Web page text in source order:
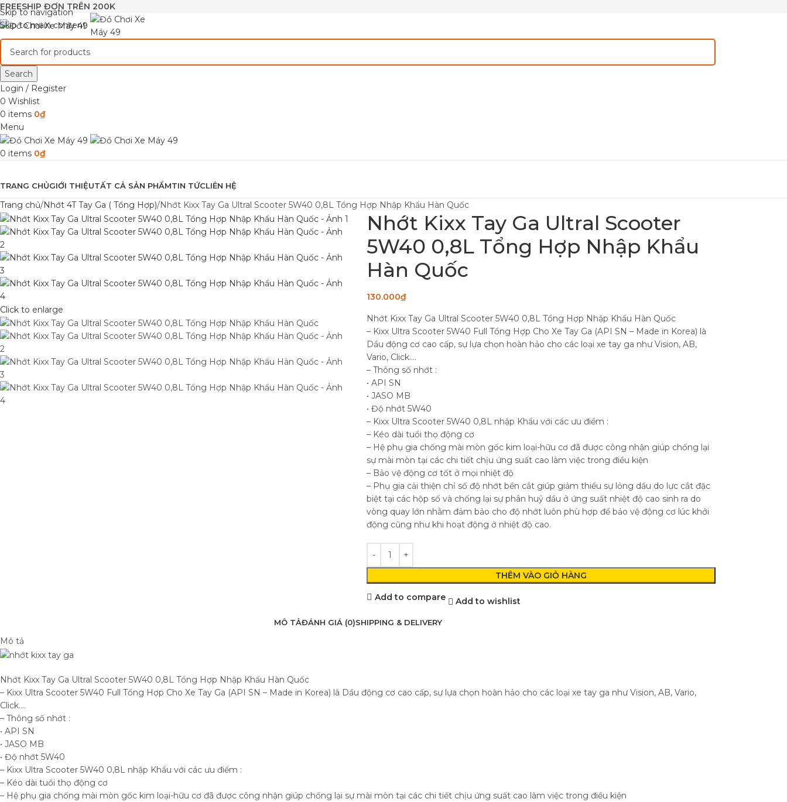
Skip to navigation
Skip to main content
FREESHIP ĐƠN TRÊN 200K
Search
Login / Register
0 Wishlist
0 items 0₫
Menu
0 items 0₫
TRANG CHỦGIỚI THIỆUTẤT CẢ SẢN PHẨMTIN TỨCLIÊN HỆ
Trang chủ Nhớt 4T Tay Ga ( Tổng Hợp) Nhớt Kixx Tay Ga Ultral Scooter 5W40 0,8L Tổng Hợp Nhập Khẩu Hàn Quốc
Click to enlarge
Nhớt Kixx Tay Ga Ultral Scooter
5W40 0,8L Tổng Hợp Nhập Khẩu
Hàn Quốc
130.000₫
Nhớt Kixx Tay Ga Ultral Scooter 5W40 0,8L Tổng Hợp Nhập Khẩu Hàn Quốc
– Kixx Ultra Scooter 5W40 Full Tổng Hợp Cho Xe Tay Ga (API SN – Made in Korea) là
Dầu động cơ cao cấp, sự lựa chọn hoàn hảo cho các loại xe tay ga như Vision, AB,
Vario, Click….
– Thông số nhớt :
• API SN
• JASO MB
• Độ nhớt 5W40
– Kixx Ultra Scooter 5W40 0,8L nhập Khẩu với các ưu điểm :
– Kéo dài tuổi thọ động cơ
– Hệ phụ gia chống mài mòn gốc kim loại-hữu cơ đã được công nhận giúp chống lại
sự mài mòn tại các chi tiết chịu ứng suất cao làm việc trong điều kiện
– Bảo vệ động cơ tốt ở mọi nhiệt độ
– Phụ gia cải thiện chỉ số độ nhớt bền cắt giúp giảm thiểu sự lỏng dầu do lực cắt đặc
biệt tại các hộp số và chống lại sự phân huỷ dầu ở ứng suất nhiệt độ cao sinh ra do
vòng quay lớn nhằm đảm bảo cho độ nhớt luôn phù hợp để bảo vệ động cơ lúc khởi
động cũng như khi hoạt động ở nhiệt độ cao.
THÊM VÀO GIỎ HÀNG
Add to compare Add to wishlist
MÔ TẢĐÁNH GIÁ (0)SHIPPING & DELIVERY
Mô tả
Nhớt Kixx Tay Ga Ultral Scooter 5W40 0,8L Tổng Hợp Nhập Khẩu Hàn Quốc
– Kixx Ultra Scooter 5W40 Full Tổng Hợp Cho Xe Tay Ga (API SN – Made in Korea) là Dầu động cơ cao cấp, sự lựa chọn hoàn hảo cho các loại xe tay ga như Vision, AB, Vario,
Click….
– Thông số nhớt :
• API SN
• JASO MB
• Độ nhớt 5W40
– Kixx Ultra Scooter 5W40 0,8L nhập Khẩu với các ưu điểm :
– Kéo dài tuổi thọ động cơ
– Hệ phụ gia chống mài mòn gốc kim loại-hữu cơ đã được công nhận giúp chống lại sự mài mòn tại các chi tiết chịu ứng suất cao làm việc trong điều kiện